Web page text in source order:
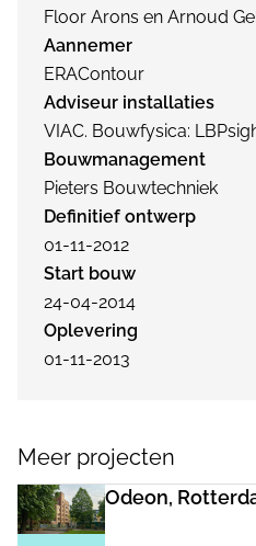
Floor Arons en Arnoud
Aannemer
ERAContour
Adviseur installaties
VIAC. Bouwfysica:
Bouwmanagement
Pieters Bouwtechniek
Definitief ontwerp
01-11-2012
Start bouw
24-04-2014
Oplevering
01-11-2013
Meer projecten
Odeon,